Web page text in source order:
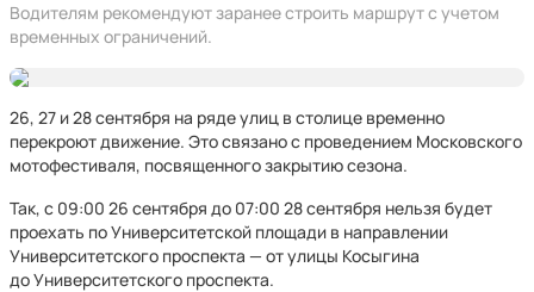
Водителям рекомендуют заранее строить маршрут с учетом
временных ограничений.
26, 27 и 28 сентября на ряде улиц в столице временно
перекроют движение. Это связано с проведением Московского
мотофестиваля, посвященного закрытию сезона.
Так, с 09:00 26 сентября до 07:00 28 сентября нельзя будет
проехать по Университетской площади в направлении
Университетского проспекта — от улицы Косыгина
до Университетского проспекта.